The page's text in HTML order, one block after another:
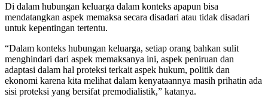
Di dalam hubungan keluarga dalam konteks apapun bisa
mendatangkan aspek memaksa secara disadari atau tidak disadari
untuk kepentingan tertentu.
“Dalam konteks hubungan keluarga, setiap orang bahkan sulit
menghindari dari aspek memaksanya ini, aspek peniruan dan
adaptasi dalam hal proteksi terkait aspek hukum, politik dan
ekonomi karena kita melihat dalam kenyataannya masih prihatin ada
sisi proteksi yang bersifat premodialistik,” katanya.